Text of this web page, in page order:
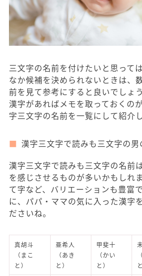
三文字の名前を付けたいと思って
なか候補を決められないときは、
前を見て参考にすると良いでしょ
漢字があればメモを取っておくの
字三文字の名前を一覧にして紹介し
漢字三文字で読みも三文字の
漢字三文字で読みも三文字の名前
を感じさせるものが多いかもしれ
て字など、バリエーションも豊富
に、パパ・ママの気に入った漢字
ださいね。
真胡斗
（まこ
と）
亜希人
（あき
と）
甲斐十
（かい
と）